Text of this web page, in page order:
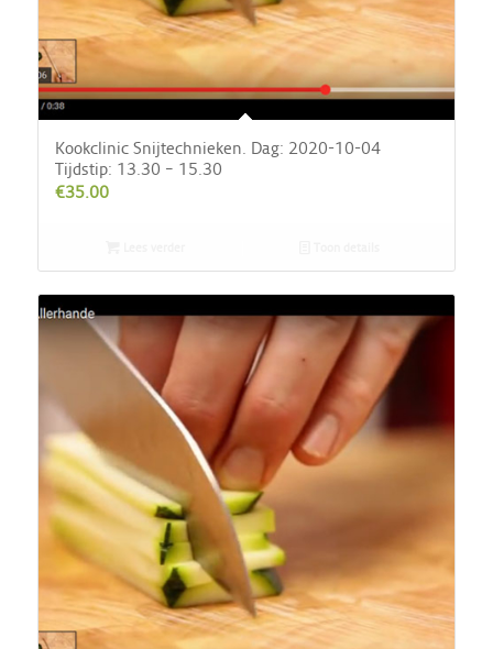
Kookclinic Snijtechnieken. Dag: 2020-10-04
Tijdstip: 13.30 – 15.30
€35.00